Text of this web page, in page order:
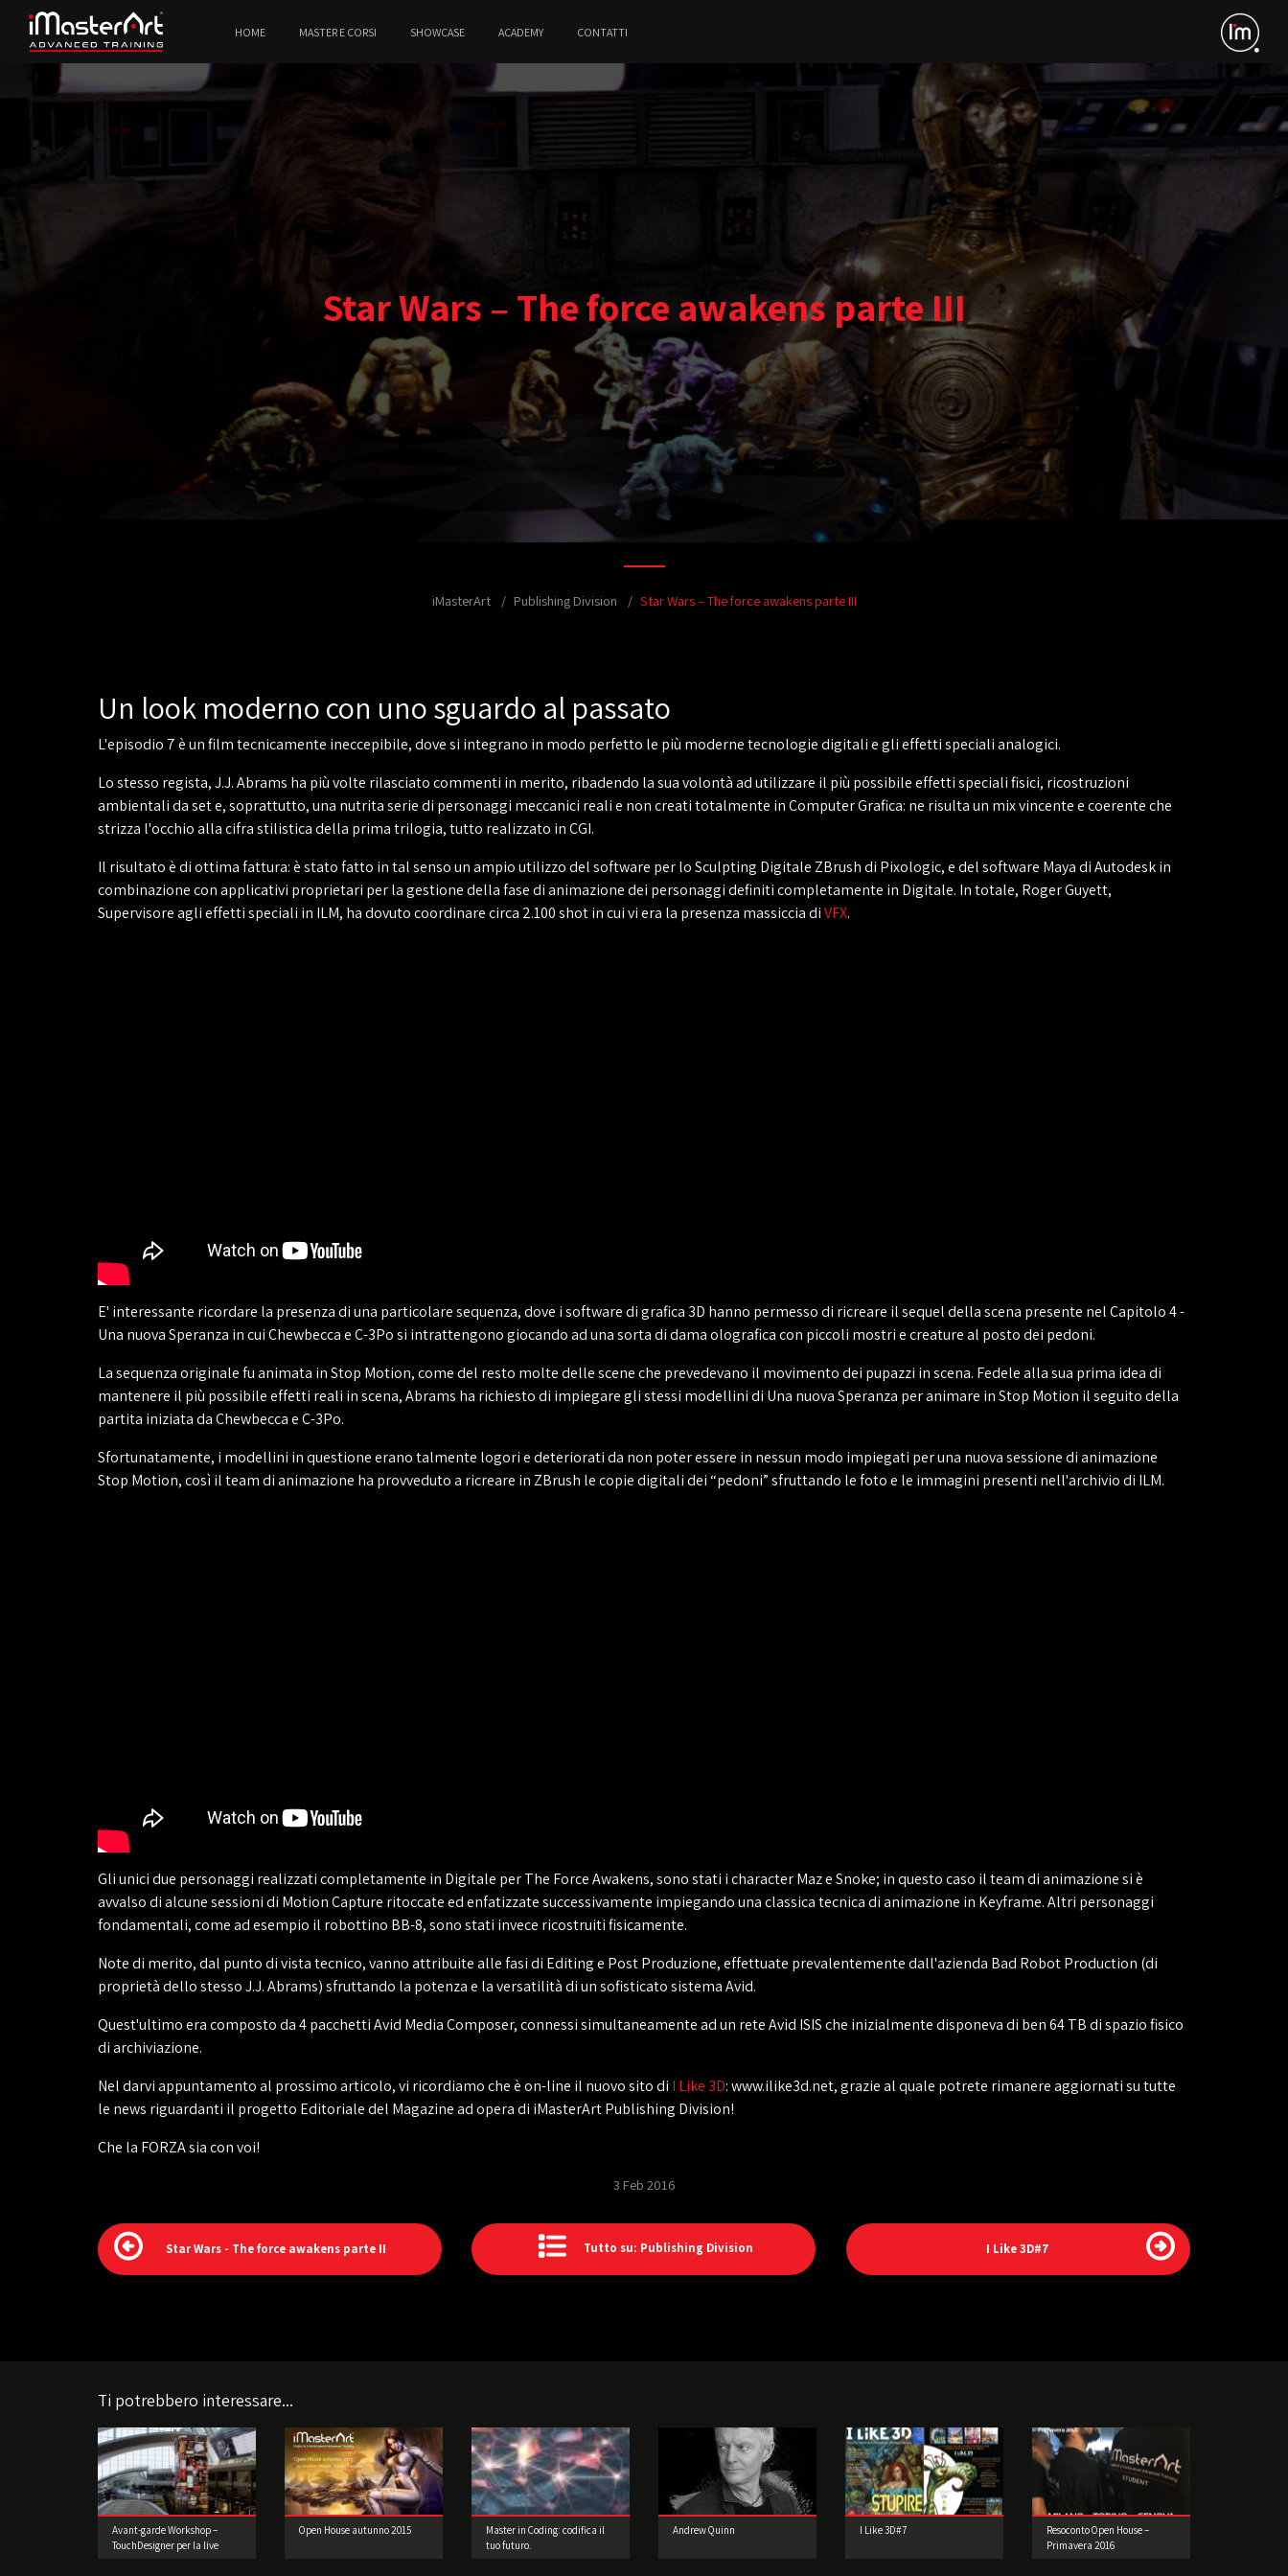
HOME MASTER E CORSI SHOWCASE ACADEMY CONTATTI
Star Wars – The force awakens parte III
iMasterArt Publishing Division Star Wars – The force awakens parte III
Un look moderno con uno sguardo al passato
L'episodio 7 è un film tecnicamente ineccepibile, dove si integrano in modo perfetto le più moderne tecnologie digitali e gli effetti speciali analogici.
Lo stesso regista, J.J. Abrams ha più volte rilasciato commenti in merito, ribadendo la sua volontà ad utilizzare il più possibile effetti speciali fisici, ricostruzioni
ambientali da set e, soprattutto, una nutrita serie di personaggi meccanici reali e non creati totalmente in Computer Grafica: ne risulta un mix vincente e coerente che
strizza l'occhio alla cifra stilistica della prima trilogia, tutto realizzato in CGI.
Il risultato è di ottima fattura: è stato fatto in tal senso un ampio utilizzo del software per lo Sculpting Digitale ZBrush di Pixologic, e del software Maya di Autodesk in
combinazione con applicativi proprietari per la gestione della fase di animazione dei personaggi definiti completamente in Digitale. In totale, Roger Guyett,
Supervisore agli effetti speciali in ILM, ha dovuto coordinare circa 2.100 shot in cui vi era la presenza massiccia diVFX.
E' interessante ricordare la presenza di una particolare sequenza, dove i software di grafica 3D hanno permesso di ricreare il sequel della scena presente nel Capitolo 4 -
Una nuova Speranza in cui Chewbecca e C-3Po si intrattengono giocando ad una sorta di dama olografica con piccoli mostri e creature al posto dei pedoni.
La sequenza originale fu animata in Stop Motion, come del resto molte delle scene che prevedevano il movimento dei pupazzi in scena. Fedele alla sua prima idea di
mantenere il più possibile effetti reali in scena, Abrams ha richiesto di impiegare gli stessi modellini di Una nuova Speranza per animare in Stop Motion il seguito della
partita iniziata da Chewbecca e C-3Po.
Sfortunatamente, i modellini in questione erano talmente logori e deteriorati da non poter essere in nessun modo impiegati per una nuova sessione di animazione
Stop Motion, così il team di animazione ha provveduto a ricreare in ZBrush le copie digitali dei “pedoni” sfruttando le foto e le immagini presenti nell'archivio di ILM.
Gli unici due personaggi realizzati completamente in Digitale per The Force Awakens, sono stati i character Maz e Snoke; in questo caso il team di animazione si è
avvalso di alcune sessioni di Motion Capture ritoccate ed enfatizzate successivamente impiegando una classica tecnica di animazione in Keyframe. Altri personaggi
fondamentali, come ad esempio il robottino BB-8, sono stati invece ricostruiti fisicamente.
Note di merito, dal punto di vista tecnico, vanno attribuite alle fasi di Editing e Post Produzione, effettuate prevalentemente dall'azienda Bad Robot Production (di
proprietà dello stesso J.J. Abrams) sfruttando la potenza e la versatilità di un sofisticato sistema Avid.
Quest'ultimo era composto da 4 pacchetti Avid Media Composer, connessi simultaneamente ad un rete Avid ISIS che inizialmente disponeva di ben 64 TB di spazio fisico
di archiviazione.
Nel darvi appuntamento al prossimo articolo, vi ricordiamo che è on-line il nuovo sito di I Like 3D: www.ilike3d.net, grazie al quale potrete rimanere aggiornati su tutte
le news riguardanti il progetto Editoriale del Magazine ad opera di iMasterArt Publishing Division!
Che la FORZA sia con voi!
3 Feb 2016
Star Wars - The force awakens parte II Tutto su: Publishing Division I Like 3D#7
Ti potrebbero interessare...
Avant-garde Workshop –
TouchDesigner per la live
Open House autunno 2015
Master in Coding: codifica il
tuo futuro.
Andrew Quinn I Like 3D#7
Resoconto Open House –
Primavera 2016